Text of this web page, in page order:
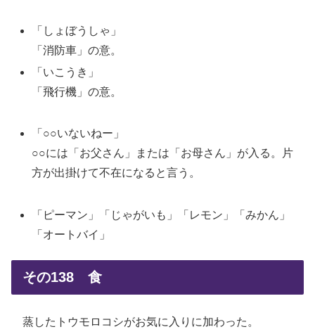
「しょぼうしゃ」
「消防車」の意。
「いこうき」
「飛行機」の意。
「○○いないねー」
○○には「お父さん」または「お母さん」が入る。片
方が出掛けて不在になると言う。
「ピーマン」「じゃがいも」「レモン」「みかん」
「オートバイ」
その138 食
蒸したトウモロコシがお気に入りに加わった。